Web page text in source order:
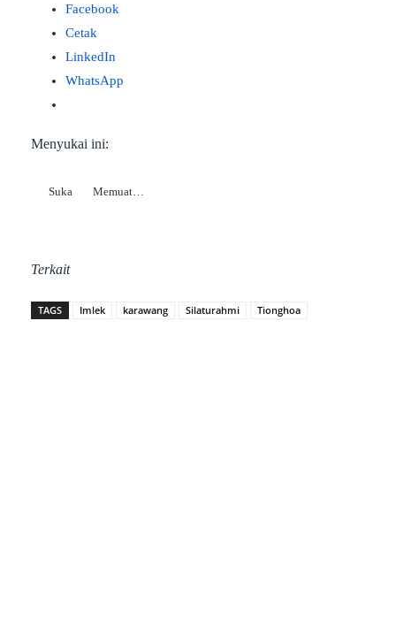
Facebook
Cetak
LinkedIn
WhatsApp
Menyukai ini:
Suka Memuat…
Terkait
TAGS Imlek karawang Silaturahmi Tionghoa